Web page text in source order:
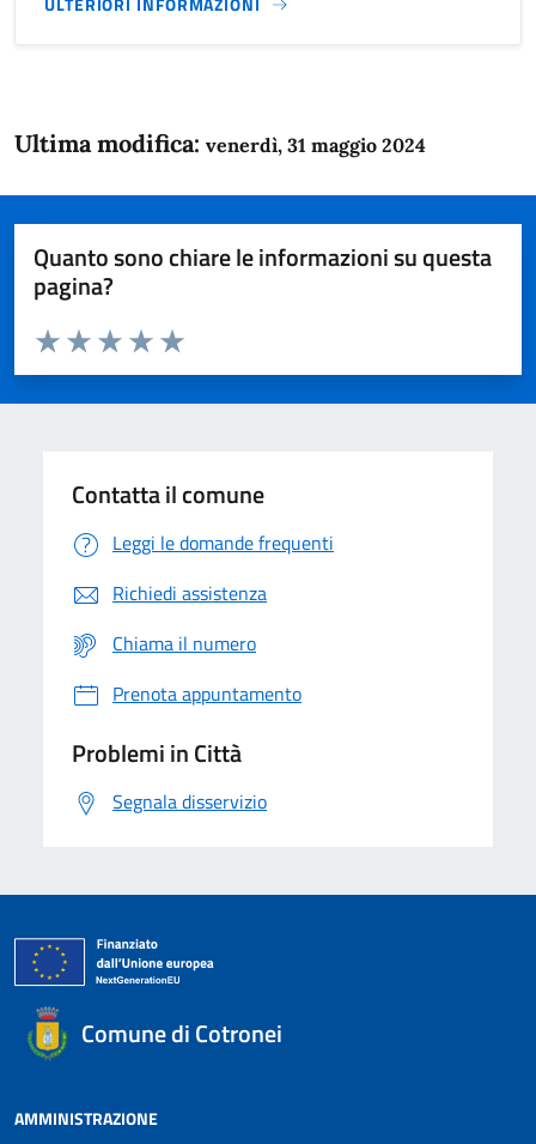
Ultima modifica: venerdì, 31 maggio 2024
Quanto sono chiare le informazioni su questa
pagina?
Domanda
Valuta da 1 a 5 stelle la pagina
Valuta 5 stelle su 5
Valuta 4 stelle su 5
Valuta 3 stelle su 5
Valuta 2 stelle su 5
Valuta 1 stelle su 5
Contatta il comune
Leggi le domande frequenti
Richiedi assistenza
Chiama il numero
Prenota appuntamento
Problemi in Città
Segnala disservizio
Comune di Cotronei
AMMINISTRAZIONE